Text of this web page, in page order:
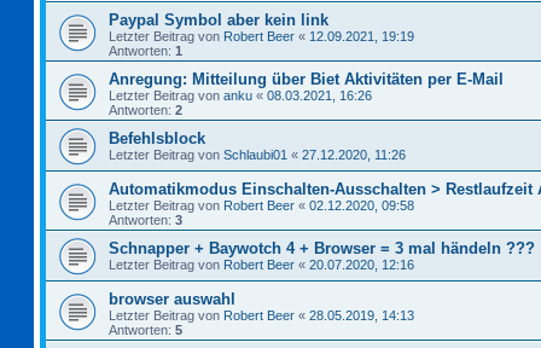
Paypal Symbol aber kein link
Letzter Beitrag von Robert Beer « 12.09.2021, 19:19
Antworten: 1
Anregung: Mitteilung über Biet Aktivitäten per E-Mail
Letzter Beitrag von anku « 08.03.2021, 16:26
Antworten: 2
Befehlsblock
Letzter Beitrag von Schlaubi01 « 27.12.2020, 11:26
Automatikmodus Einschalten-Ausschalten > Restlaufzeit
Letzter Beitrag von Robert Beer « 02.12.2020, 09:58
Antworten: 3
Schnapper + Baywotch 4 + Browser = 3 mal händeln ???
Letzter Beitrag von Robert Beer « 20.07.2020, 12:16
browser auswahl
Letzter Beitrag von Robert Beer « 28.05.2019, 14:13
Antworten: 5